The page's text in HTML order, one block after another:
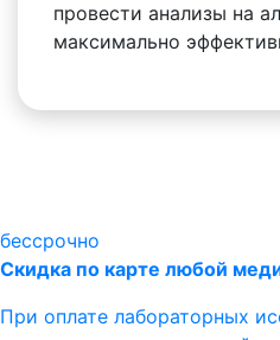
провести анализы на
максимально
бессрочно
Скидка по карте любой
При оплате лабораторных